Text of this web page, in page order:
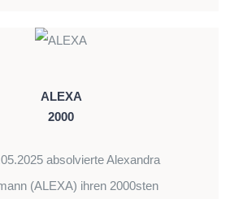
ALEXA
2000
absolvierte Alexandra
(ALEXA) ihren 2000sten